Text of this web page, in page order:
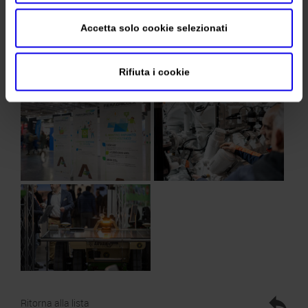
Accetta solo cookie selezionati
Rifiuta i cookie
Ritorna alla lista